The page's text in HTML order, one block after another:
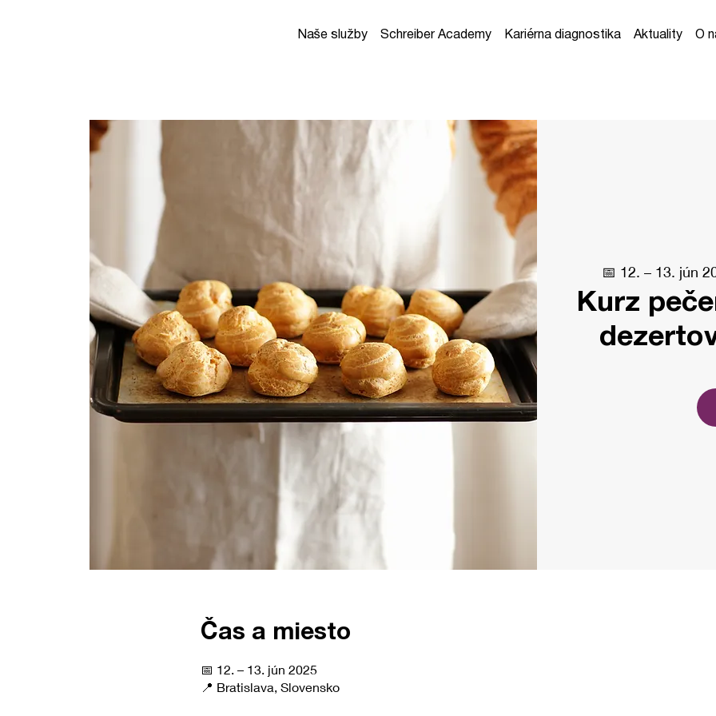
Naše služby Schreiber Academy Kariérna diagnostika Aktuality O
📅 12. – 13. jún
Kurz
Čas a miesto
📅 12. – 13. jún 2025
📍 Bratislava, Slovensko